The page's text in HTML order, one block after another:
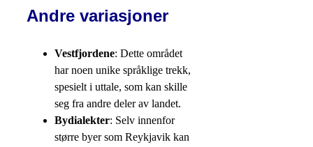
Andre variasjoner
Vestfjordene: Dette området
har noen unike språklige trekk,
spesielt i uttale, som kan skille
seg fra andre deler av landet.
Bydialekter: Selv innenfor
større byer som Reykjavik kan